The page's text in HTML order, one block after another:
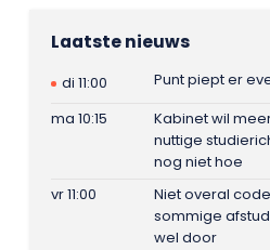
Laatste nieuws
di 11:00
Punt piept er
ma 10:15
Kabinet wil
nuttige
nog niet hoe
vr 11:00
Niet overal
sommige
wel door